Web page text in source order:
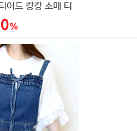
어드 캉캉 소매 티